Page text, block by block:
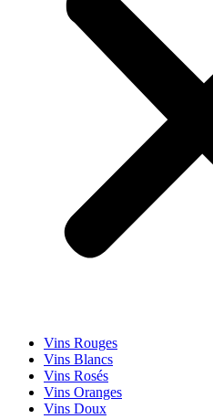
Vins Rouges
Vins Blancs
Vins Rosés
Vins Oranges
Vins Doux